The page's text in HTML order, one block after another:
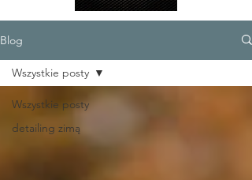
Blog
Wszystkie posty
detailing zimą
Wszystkie posty